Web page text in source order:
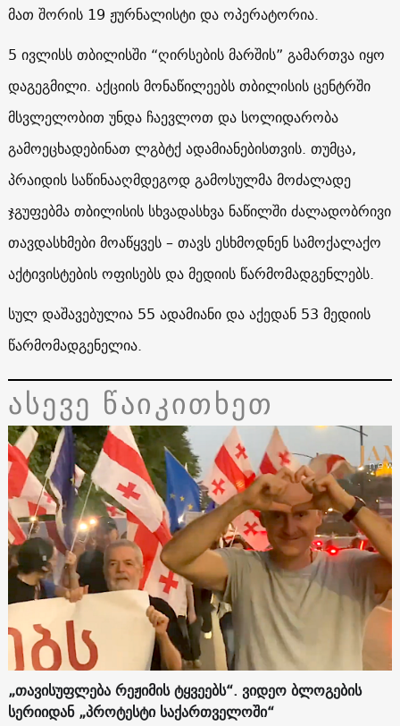
მათ შორის 19 ჟურნალისტი და ოპერატორია.
5 ივლისს თბილისში “ღირსების მარშის” გამართვა იყო
დაგეგმილი. აქციის მონაწილეებს თბილისის ცენტრში
მსვლელობით უნდა ჩაევლოთ და სოლიდარობა
გამოეცხადებინათ ლგბტქ ადამიანებისთვის. თუმცა,
პრაიდის საწინააღმდეგოდ გამოსულმა მოძალადე
ჯგუფებმა თბილისის სხვადასხვა ნაწილში ძალადობრივი
თავდასხმები მოაწყვეს – თავს ესხმოდნენ სამოქალაქო
აქტივისტების ოფისებს და მედიის წარმომადგენლებს.
სულ დაშავებულია 55 ადამიანი და აქედან 53 მედიის
წარმომადგენელია.
ასევე წაიკითხეთ
„თავისუფლება რეჟიმის ტყვეებს“. ვიდეო ბლოგების
სერიიდან „პროტესტი საქართველოში“